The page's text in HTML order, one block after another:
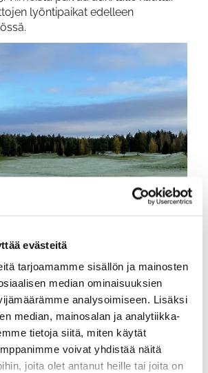
evästeitä
tarjoamamme sisällön ja mainosten
median ominaisuuksien
analysoimiseen. Lisäksi
median, mainosalan ja analytiikka-
tietoja siitä, miten käytät
voivat yhdistää näitä
joita olet antanut heille tai joita on
lyöntipaikat edelleen